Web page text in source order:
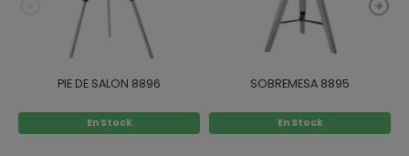
PIE DE SALON 8896
En Stock
SOBREMESA 8895
En Stock